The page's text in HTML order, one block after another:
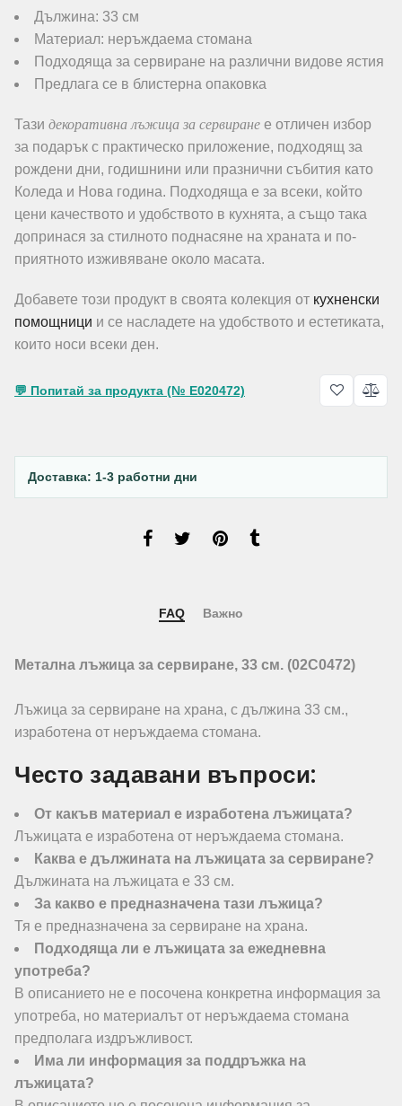
Дължина: 33 см
Материал: неръждаема стомана
Подходяща за сервиране на различни видове ястия
Предлага се в блистерна опаковка
Тази декоративна лъжица за сервиране е отличен избор
за подарък с практическо приложение, подходящ за
рождени дни, годишнини или празнични събития като
Коледа и Нова година. Подходяща е за всеки, който
цени качеството и удобството в кухнята, а също така
допринася за стилното поднасяне на храната и по-
приятното изживяване около масата.
Добавете този продукт в своята колекция от кухненски
помощници и се насладете на удобството и естетиката,
които носи всеки ден.
💬 Попитай за продукта (№ E020472)
Доставка: 1-3 работни дни
FAQ Важно
Метална лъжица за сервиране, 33 см. (02C0472)
Лъжица за сервиране на храна, с дължина 33 см.,
изработена от неръждаема стомана.
Често задавани въпроси:
От какъв материал е изработена лъжицата?
Лъжицата е изработена от неръждаема стомана.
Каква е дължината на лъжицата за сервиране?
Дължината на лъжицата е 33 см.
За какво е предназначена тази лъжица?
Тя е предназначена за сервиране на храна.
Подходяща ли е лъжицата за ежедневна
употреба?
В описанието не е посочена конкретна информация за
употреба, но материалът от неръждаема стомана
предполага издръжливост.
Има ли информация за поддръжка на
лъжицата?